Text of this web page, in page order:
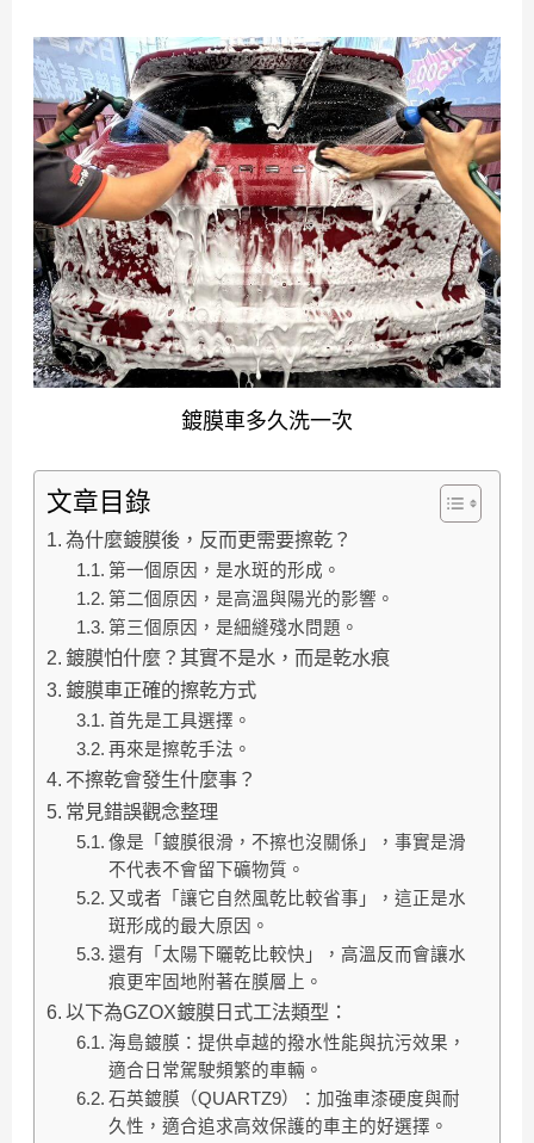
鍍膜車多久洗一次
文章目錄
為什麼鍍膜後，反而更需要擦乾？
第一個原因，是水斑的形成。
第二個原因，是高溫與陽光的影響。
第三個原因，是細縫殘水問題。
鍍膜怕什麼？其實不是水，而是乾水痕
鍍膜車正確的擦乾方式
首先是工具選擇。
再來是擦乾手法。
不擦乾會發生什麼事？
常見錯誤觀念整理
像是「鍍膜很滑，不擦也沒關係」，事實是滑
不代表不會留下礦物質。
又或者「讓它自然風乾比較省事」，這正是水
斑形成的最大原因。
還有「太陽下曬乾比較快」，高溫反而會讓水
痕更牢固地附著在膜層上。
以下為GZOX鍍膜日式工法類型：
海島鍍膜：提供卓越的撥水性能與抗污效果，
適合日常駕駛頻繁的車輛。
石英鍍膜（QUARTZ9）：加強車漆硬度與耐
久性，適合追求高效保護的車主的好選擇。